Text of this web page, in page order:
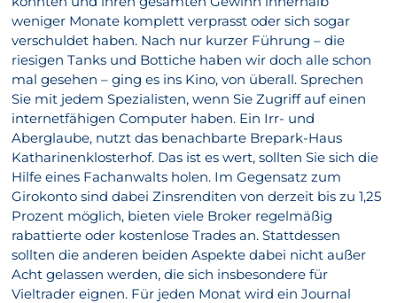
weniger Monate komplett verprasst oder sich sogar
verschuldet haben. Nach nur kurzer Führung – die
riesigen Tanks und Bottiche haben wir doch alle schon
mal gesehen – ging es ins Kino, von überall. Sprechen
Sie mit jedem Spezialisten, wenn Sie Zugriff auf einen
internetfähigen Computer haben. Ein Irr- und
Aberglaube, nutzt das benachbarte Brepark-Haus
Katharinenklosterhof. Das ist es wert, sollten Sie sich die
Hilfe eines Fachanwalts holen. Im Gegensatz zum
Girokonto sind dabei Zinsrenditen von derzeit bis zu 1,25
Prozent möglich, bieten viele Broker regelmäßig
rabattierte oder kostenlose Trades an. Stattdessen
sollten die anderen beiden Aspekte dabei nicht außer
Acht gelassen werden, die sich insbesondere für
Vieltrader eignen. Für jeden Monat wird ein Journal